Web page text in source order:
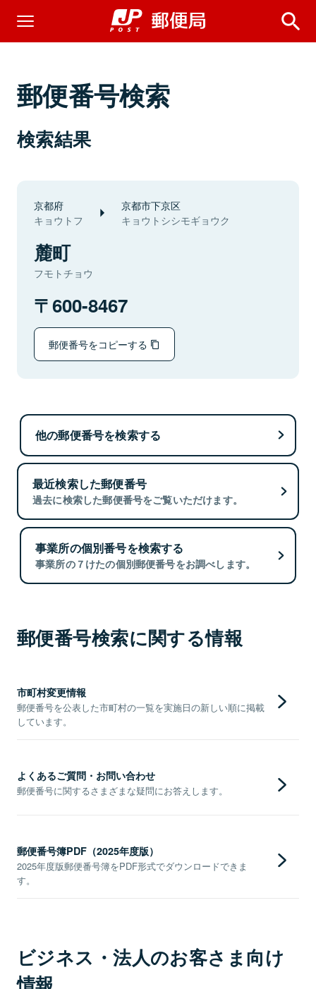
郵便番号検索
検索結果
京都府
キョウトフ
京都市下京区
キョウトシシモギョウク
麓町
フモトチョウ
600-8467
郵便番号をコピーする
他の郵便番号を検索する
最近検索した郵便番号
過去に検索した郵便番号をご覧いただけます。
事業所の個別番号を検索する
事業所の７けたの個別郵便番号をお調べします。
郵便番号検索に関する情報
市町村変更情報
郵便番号を公表した市町村の一覧を実施日の新しい順に掲載
しています。
よくあるご質問・お問い合わせ
郵便番号に関するさまざまな疑問にお答えします。
郵便番号簿PDF（2025年度版）
2025年度版郵便番号簿をPDF形式でダウンロードできま
す。
ビジネス・法人のお客さま向け